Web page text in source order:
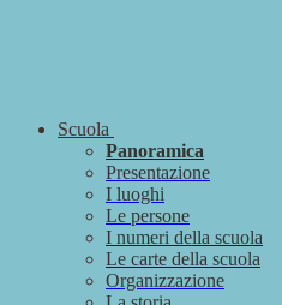
Scuola
Panoramica
Presentazione
I luoghi
Le persone
I numeri della scuola
Le carte della scuola
Organizzazione